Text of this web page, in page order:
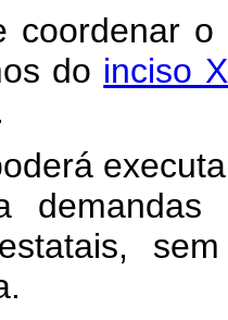
coordenar
do inciso